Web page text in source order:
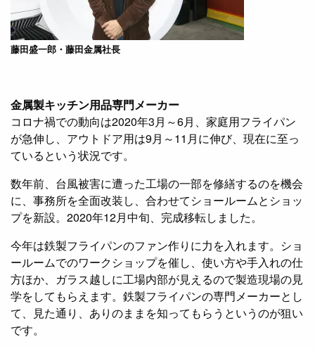
藤田盛一郎・藤田金属社長
金属製キッチン用品専門メーカー
コロナ禍での動向は2020年3月～6月、家庭用フライパン
が急伸し、アウトドア用は9月～11月に伸び、現在に至っ
ているという状況です。
数年前、台風被害に遭った工場の一部を修繕するのを機会
に、事務所を全面改装し、合わせてショールームとショッ
プを新設。2020年12月中旬、完成移転しました。
今年は鉄製フライパンのファン作りに力を入れます。ショ
ールームでのワークショップを催し、使い方や手入れの仕
方ほか、ガラス越しに工場内部が見えるので製造現場の見
学をしてもらえます。鉄製フライパンの専門メーカーとし
て、見た通り、ありのままを知ってもらうというのが狙い
です。